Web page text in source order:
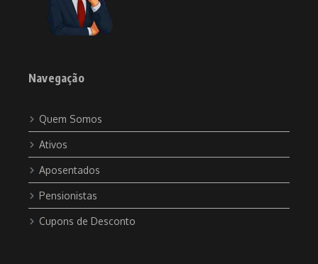
Navegação
Quem Somos
Ativos
Aposentados
Pensionistas
Cupons de Desconto